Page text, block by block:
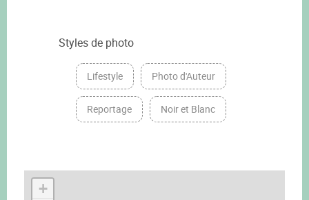
Styles de photo
Lifestyle Photo d'Auteur
Reportage Noir et Blanc
+